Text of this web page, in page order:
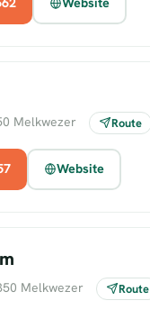
Melkwezer Route
Website
Melkwezer Route